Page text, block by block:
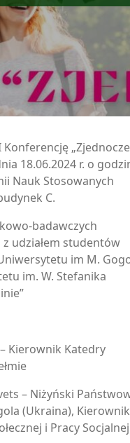
18.06.2024 r. o
Nauk Stosowanych
C.
badawczych
udziałem studentów
im M.
im. W. Stefanika
Kierownik Katedry
– Niżyński
(Ukraina), Kierownik
i Pracy Socjalnej